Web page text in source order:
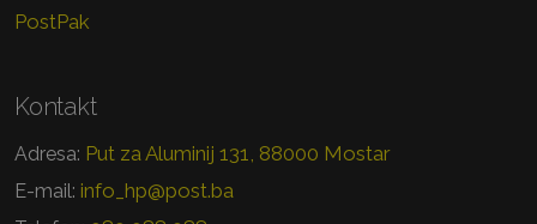
PostPak
Kontakt
Adresa: Put za Aluminij 131, 88000 Mostar
E-mail: info_hp@post.ba